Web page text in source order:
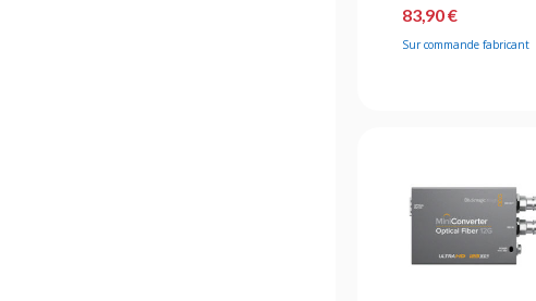
83,90 €
Sur commande fabricant